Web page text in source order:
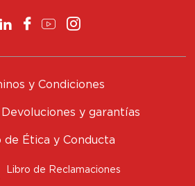
y Condiciones
y garantías
de Ética y Conducta
Libro de Reclamaciones